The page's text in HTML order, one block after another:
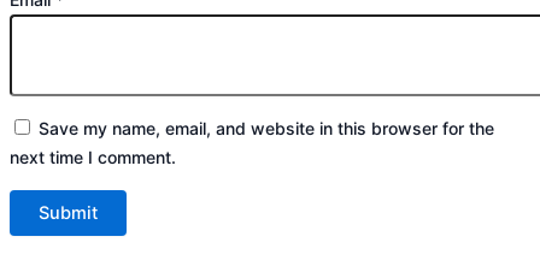
Save my name, email, and website in this browser for the
next time I comment.